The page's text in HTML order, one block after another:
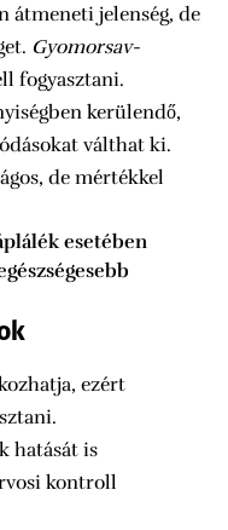
átmeneti jelenség, de
Gyomorsav-
fogyasztani.
kerülendő,
válthat ki.
de mértékkel
esetében
ezért
hatását is
kontroll